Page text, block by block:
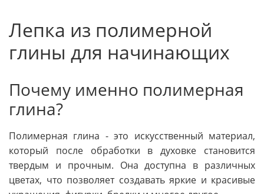
Лепка из полимерной
глины для начинающих
Почему именно полимерная
глина?
Полимерная глина - это искусственный материал,
который после обработки в духовке становится
твердым и прочным. Она доступна в различных
цветах, что позволяет создавать яркие и красивые